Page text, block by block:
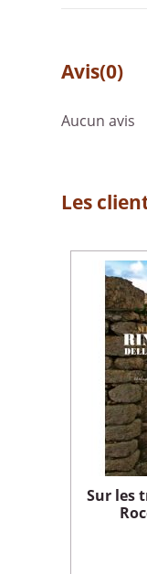
Avis(0)
Aucun avis
Les
Sur les